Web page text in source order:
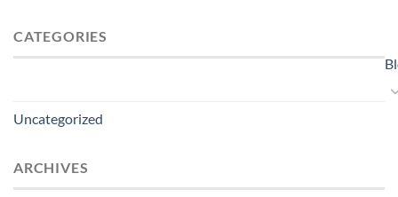
CATEGORIES
Uncategorized
ARCHIVES
Archives